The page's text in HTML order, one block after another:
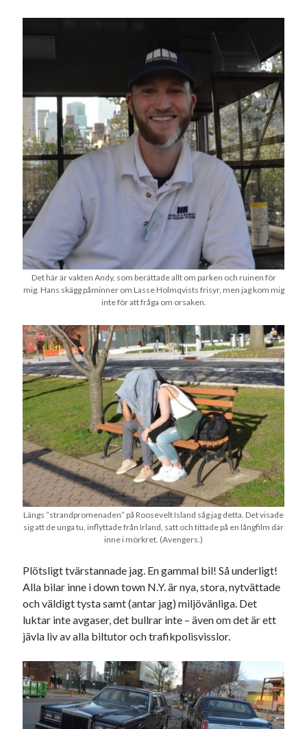
Swish: 070-8885542
Det här är vakten Andy, som berättade allt om parken och ruinen för
mig. Hans skägg påminner om Lasse Holmqvists frisyr, men jag kom mig
inte för att fråga om orsaken.
Längs ”strandpromenaden” på Roosevelt Island såg jag detta. Det visade
sig att de unga tu, inflyttade från Irland, satt och tittade på en långfilm där
inne i mörkret. (Avengers.)
Plötsligt tvärstannade jag. En gammal bil! Så underligt!
Alla bilar inne i down town N.Y. är nya, stora, nytvättade
och väldigt tysta samt (antar jag) miljövänliga. Det
luktar inte avgaser, det bullrar inte – även om det är ett
jävla liv av alla biltutor och trafikpolisvisslor.